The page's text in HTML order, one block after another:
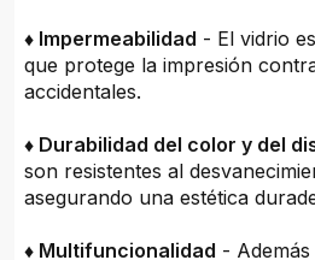
♦ Impermeabilidad - El vidrio
que protege la impresión
accidentales.
♦ Durabilidad del color y del
son resistentes al
asegurando una estética
♦ Multifuncionalidad -